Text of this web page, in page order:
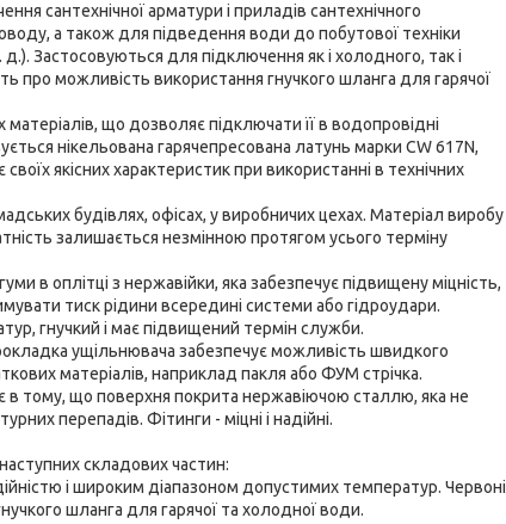
сантехнічної арматури і приладів сантехнічного
а також для підведення води до побутової техніки
Застосовуються для підключення як і холодного, так і
про можливість використання гнучкого шланга для гарячої
що дозволяє підключати її в водопровідні
нікельована гарячепресована латунь марки CW 617N,
якісних характеристик при використанні в технічних
будівлях, офісах, у виробничих цехах. Матеріал виробу
залишається незмінною протягом усього терміну
в оплітці з нержавійки, яка забезпечує підвищену міцність,
тиск рідини всередині системи або гідроудари.
гнучкий і має підвищений термін служби.
ущільнювача забезпечує можливість швидкого
матеріалів, наприклад пакля або ФУМ стрічка.
в тому, що поверхня покрита нержавіючою сталлю, яка не
перепадів. Фітинги - міцні і надійні.
складових частин:
і широким діапазоном допустимих температур. Червоні
шланга для гарячої та холодної води.